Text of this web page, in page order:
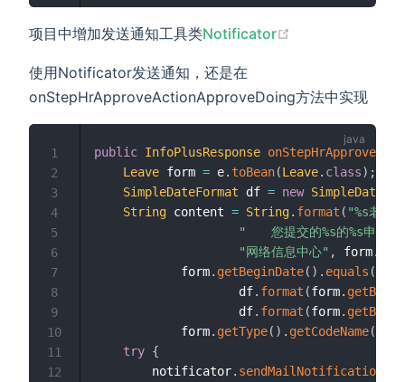
项目中增加发送通知工具类Notificator
使用Notificator发送通知，还是在
onStepHrApproveActionApproveDoing方法中实现
public InfoPlusResponse
Leave form = e. toBean(Leave. class) ;
SimpleDateFormat df = new
String content = String. format ( "%s老师
"　　您提交的%s的%s申请
"网络信息中心" , form.
            form
. getBeginDate( ) . equals (
                    df
. format (form.
                    df
. format (form.
            form
. getType( ) . getCodeName(
try {
        notificator
. sendMailNotification
1
2
3
4
5
6
7
8
9
10
11
12